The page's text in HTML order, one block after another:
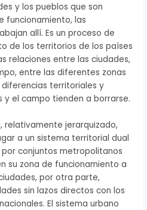
y los pueblos que son
funcionamiento, las
allí. Es un proceso de
de los territorios de los países
relaciones entre las ciudades,
entre las diferentes zonas
diferencias territoriales y
y el campo tienden a borrarse.
relativamente jerarquizado,
a un sistema territorial dual
conjuntos metropolitanos
su zona de funcionamiento a
por otra parte,
sin lazos directos con los
El sistema urbano